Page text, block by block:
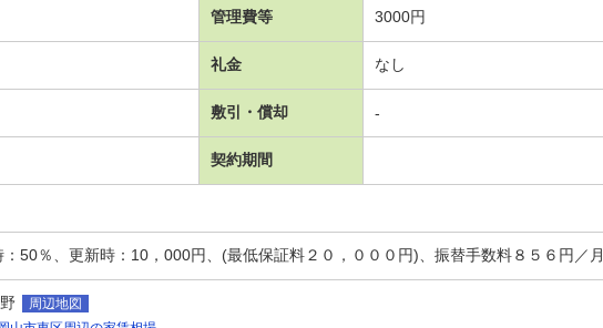
管理費等 3000円
礼金 なし
敷引・償却 -
契約期間
50％、更新時：10，000円、(最低保証料２０，０００円)、振替手数料８５６円／月
周辺地図